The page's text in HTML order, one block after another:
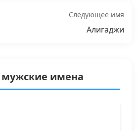
Следующее имя
Алигаджи
имена